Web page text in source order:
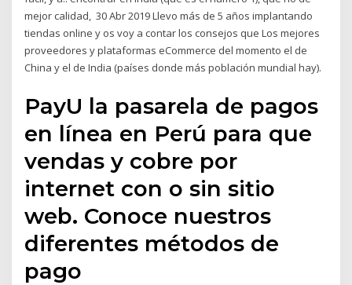
mejor calidad, 30 Abr 2019 Llevo más de 5 años implantando
tiendas online y os voy a contar los consejos que Los mejores
proveedores y plataformas eCommerce del momento el de
China y el de India (países donde más población mundial hay).
PayU la pasarela de pagos
en línea en Perú para que
vendas y cobre por
internet con o sin sitio
web. Conoce nuestros
diferentes métodos de
pago